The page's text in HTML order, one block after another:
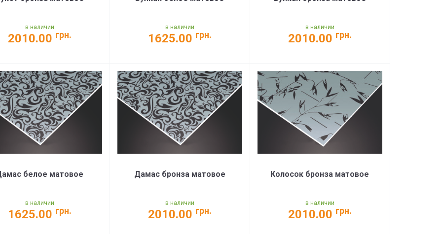
в наличии
2010.00 грн.
в наличии
1625.00 грн.
в наличии
2010.00 грн.
белое матовое
в наличии
1625.00 грн.
Дамас бронза матовое
в наличии
2010.00 грн.
Колосок бронза матовое
в наличии
2010.00 грн.